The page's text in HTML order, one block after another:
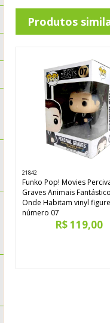
Produtos
21842
Funko Pop! Movies
Graves Animais
Onde Habitam vinyl figure
número 07
R$ 119,00